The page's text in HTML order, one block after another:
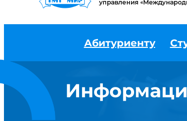
Абитуриенту